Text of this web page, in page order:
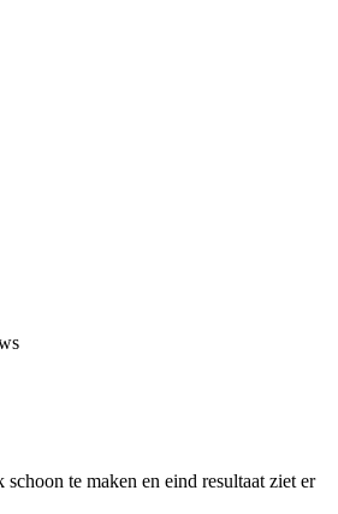
te maken en eind resultaat ziet er